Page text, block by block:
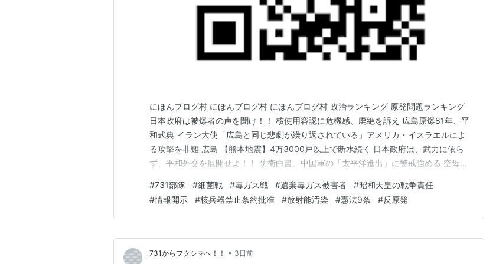
にほんブログ村 にほんブログ村 にほんブログ村 政治ランキング 原発問題ランキング
日本政府は被爆者の声を聞け！！ 核使用容認に危機感、廃絶を訴え 広島原爆81年、平
和式典 イラン大使「広島と同じ悲劇が繰り返されている」アメリカ・イスラエルによ
る攻撃を非難 広島 【熊本地震】4万3000戸以上で断水続く 日本政府は、武力に依ら
ず、平和外交を展開せよ！！ 防衛白書、中国軍の「太平洋進出」に警戒強める 空母活
長会議加盟を」と要望 日本から核廃絶の声を上げねば！！ 「核兵器廃絶と平和への取
り組みを考える」ピースボートで…
#731部隊 #細菌戦 #毒ガス戦 #遺棄毒ガス被害者 #昭和天皇の戦争責任
#情報開示 #核兵器禁止条約批准 #放射能汚染 #憲法9条 #反原発
731からフクシマへ！！ • 3日前